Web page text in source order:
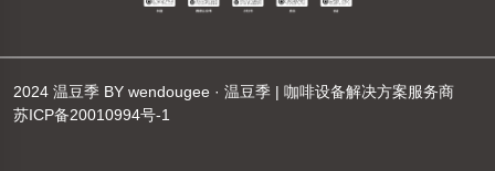
2024 温豆季 BY wendougee · 温豆季 | 咖啡设备解决方案服务商
苏ICP备20010994号-1